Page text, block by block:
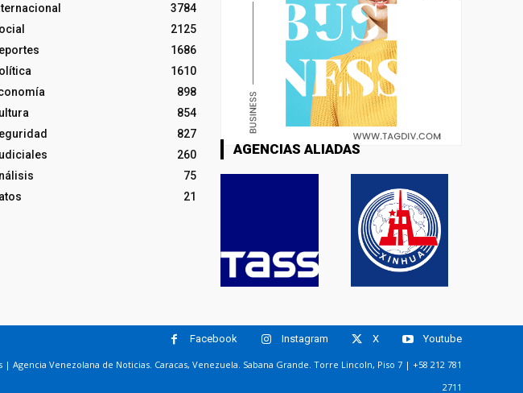
3784
2125
1686
1610
898
854
827
260
75
21
AGENCIAS ALIADAS
Facebook Instagram X Youtube
Agencia Venezolana de Noticias. Caracas, Venezuela. Sabana Grande. Torre Lincoln, Piso 7 | +58 212 781
2711